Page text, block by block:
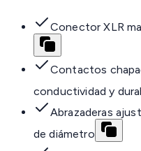
Conector XLR
Contactos
conductividad y
Abrazaderas
de diámetro